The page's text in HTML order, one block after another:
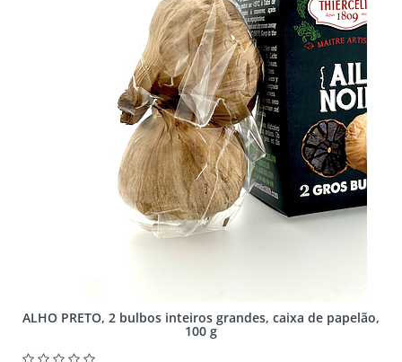
ALHO PRETO, 2 bulbos inteiros grandes, caixa de papelão,
100 g